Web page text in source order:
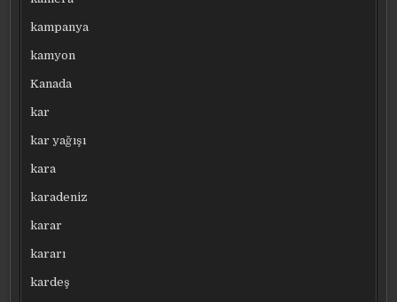
kampanya
kamyon
Kanada
kar
kar yağışı
kara
karadeniz
karar
kararı
kardeş